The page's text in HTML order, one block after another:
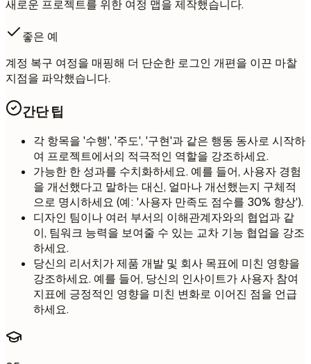
새로운 프로젝트를 위한 여정 맵을 제작했습니다.
좋은 예
계정 복구 여정을 매핑해 더 단순한 로그인 개편을 이끈 마찰
지점을 파악했습니다.
간단 팁
각 항목을 '수행', '주도', '구현'과 같은 행동 동사로 시작하
여 프로젝트에서의 적극적인 역할을 강조하세요.
가능한 한 성과를 수치화하세요. 예를 들어, 사용자 경험
을 개선했다고 말하는 대신, 얼마나 개선했는지 구체적
으로 명시하세요 (예: '사용자 만족도 점수를 30% 향상').
디자인 팀이나 여러 부서의 이해관계자와의 협업과 같
이, 팀워크 능력을 보여줄 수 있는 교차 기능 협업을 강조
하세요.
당신의 리서치가 제품 개발 및 회사 목표에 미친 영향을
강조하세요. 예를 들어, 당신의 인사이트가 사용자 참여
지표에 긍정적인 영향을 미친 변화로 이어진 점을 언급
하세요.